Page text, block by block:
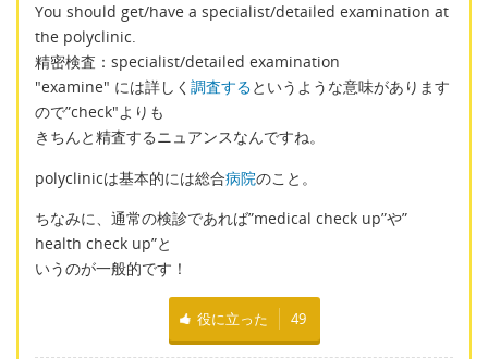
You should get/have a specialist/detailed examination at
the polyclinic.
精密検査：specialist/detailed examination
"examine" には詳しく 調査するというような意味があります
ので”check"よりも
きちんと精査するニュアンスなんですね。
polyclinicは基本的には総合病院のこと。
ちなみに、通常の検診であれば”medical check up”や”
health check up”と
いうのが一般的です！
役に立った 49